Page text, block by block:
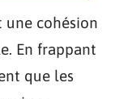
une cohésion
En frappant
que les